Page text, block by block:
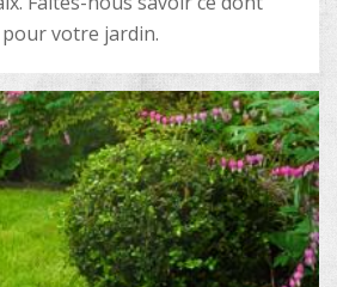
votre jardin.